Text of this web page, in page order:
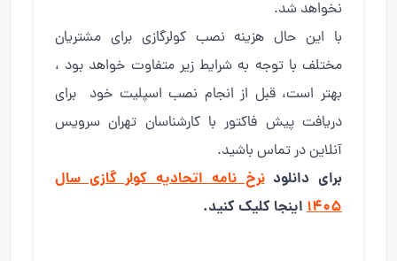
نخواهد شد.
با این حال هزینه نصب کولرگازی برای مشتریان
مختلف با توجه به شرایط زیر متفاوت خواهد بود ،
بهتر است، قبل از انجام نصب اسپلیت خود برای
دریافت پیش فاکتور با کارشناسان تهران سرویس
آنلاین در تماس باشید.
برای دانلودنرخ نامه اتحادیه کولر گازی سال
۱۴۰۵ اینجا کلیک کنید.